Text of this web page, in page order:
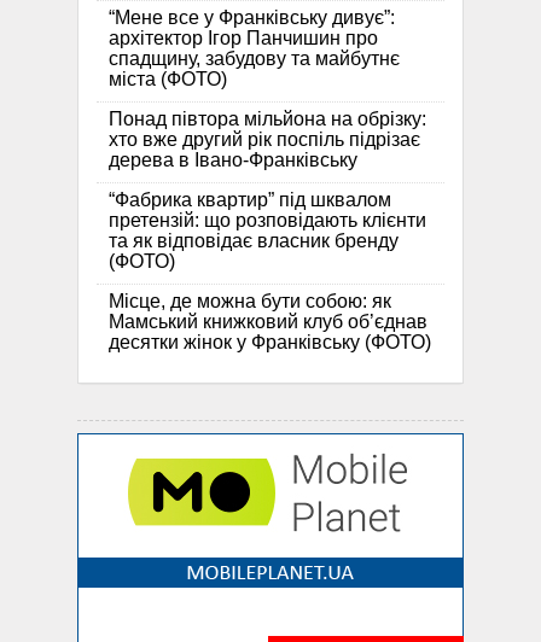
“Мене все у Франківську дивує”:
архітектор Ігор Панчишин про
спадщину, забудову та майбутнє
міста (ФОТО)
Понад півтора мільйона на обрізку:
хто вже другий рік поспіль підрізає
дерева в Івано-Франківську
“Фабрика квартир” під шквалом
претензій: що розповідають клієнти
та як відповідає власник бренду
(ФОТО)
Місце, де можна бути собою: як
Мамський книжковий клуб об’єднав
десятки жінок у Франківську (ФОТО)